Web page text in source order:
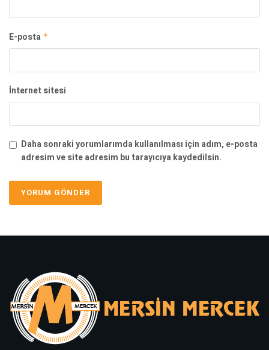
E-posta *
İnternet sitesi
Daha sonraki yorumlarımda kullanılması için adım, e-posta
adresim ve site adresim bu tarayıcıya kaydedilsin.